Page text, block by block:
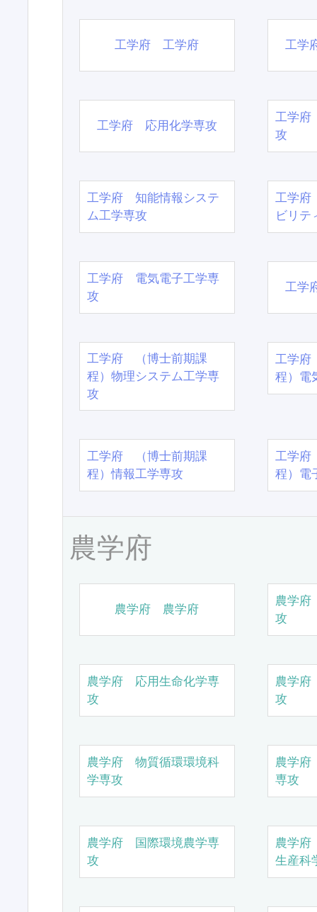
工学府 工学府 工学
工学府 応用化学専攻
工学府
攻
工学府 知能情報システ
ム工学専攻
工学府
ビリテ
工学府 電気電子工学専
攻
工学
工学府 （博士前期課
程）物理システム工学専
攻
工学
程）電
工学府 （博士前期課
程）情報工学専攻
工学
程）電
農学府
農学府 農学府
農学
攻
農学府 応用生命化学専
攻
農学
攻
農学府 物質循環環境科
学専攻
農学
専攻
農学府 国際環境農学専
攻
農学
生産科